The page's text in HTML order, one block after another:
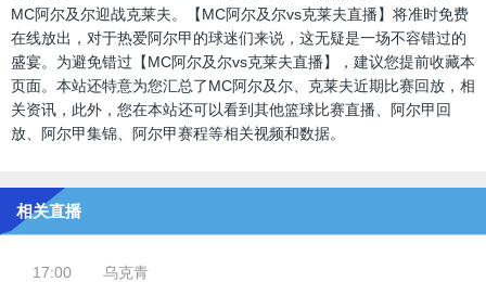
MC阿尔及尔迎战克莱夫。【MC阿尔及尔vs克莱夫直播】将准时免费
在线放出，对于热爱阿尔甲的球迷们来说，这无疑是一场不容错过的
盛宴。为避免错过【MC阿尔及尔vs克莱夫直播】，建议您提前收藏本
页面。本站还特意为您汇总了MC阿尔及尔、克莱夫近期比赛回放，相
关资讯，此外，您在本站还可以看到其他篮球比赛直播、阿尔甲回
放、阿尔甲集锦、阿尔甲赛程等相关视频和数据。
相关直播
17:00
乌克青